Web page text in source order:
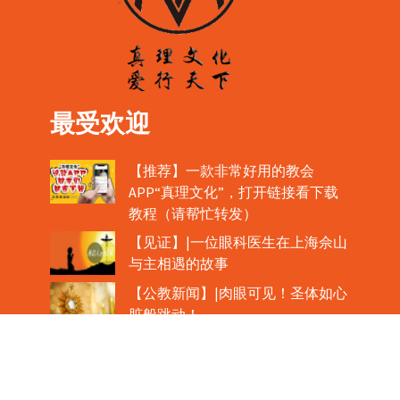
最受欢迎
【推荐】一款非常好用的教会
APP“真理文化”，打开链接看下载
教程（请帮忙转发）
【见证】|一位眼科医生在上海佘山
与主相遇的故事
【公教新闻】|肉眼可见！圣体如心
脏般跳动！